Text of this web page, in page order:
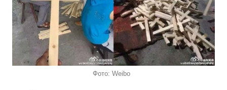
Фото: Weibo